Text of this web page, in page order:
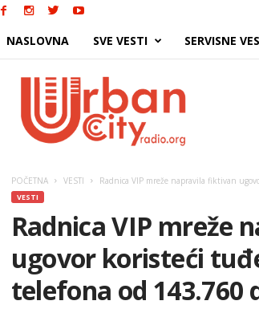
NASLOVNA SVE VESTI SERVISNE
POČETNA VESTI Radnica VIP mreže napravila fiktivan
VESTI
Radnica VIP mreže
ugovor koristeći
telefona od 143.760